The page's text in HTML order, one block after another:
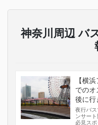
神奈川周辺 バ
【横
でのオ
後に行
夜行バス
ンサー
必見ス